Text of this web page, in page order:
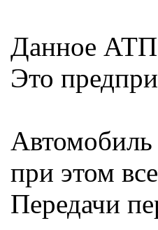
Данное АТП
Это
Автомобиль
при этом
Передачи